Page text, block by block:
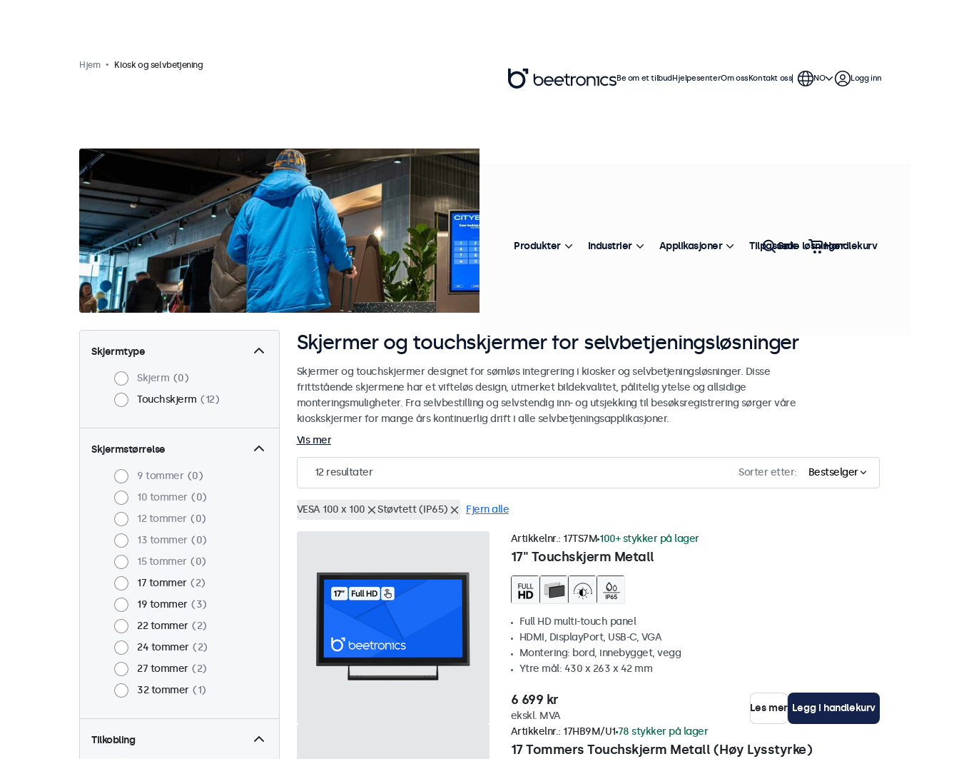
Hjem Kiosk og selvbetjening
Skjermtype
Skjerm
0
Touchskjerm
12
Skjermstørrelse
9 tommer
0
10 tommer
0
12 tommer
0
13 tommer
0
15 tommer
0
17 tommer
2
19 tommer
3
22 tommer
2
24 tommer
2
27 tommer
2
32 tommer
1
Tilkobling
Skjermer og touchskjermer for selvbetjeningsløsninger
Skjermer og touchskjermer designet for sømløs integrering i kiosker og selvbetjeningsløsninger. Disse
frittstående skjermene har et vifteløs design, utmerket bildekvalitet, pålitelig ytelse og allsidige
monteringsmuligheter. Fra selvbestilling og selvstendig inn- og utsjekking til besøksregistrering sørger våre
kioskskjermer for mange års kontinuerlig drift i alle selvbetjeningsapplikasjoner.
Vis mer
12resultater Sorter etter: Bestselger
VESA 100 x 100 Støvtett (IP65) Fjern alle
17" Touchskjerm Metall
Artikkelnr.: 17TS7M 100+ stykker på lager
Full HD multi-touch panel
HDMI, DisplayPort, USB-C, VGA
Montering: bord, innebygget, vegg
Ytre mål: 430 x 263 x 42 mm
6 699 kr
ekskl. MVA
Les mer Legg i handlekurv
17 Tommers Touchskjerm Metall (Høy Lysstyrke)
Artikkelnr.: 17HB9M/U1 78 stykker på lager
Be om et tilbudHjelpesenterOm ossKontakt oss NO Logg inn
Produkter Industrier Applikasjoner Tilpassede løsninger
Søk Handlekurv